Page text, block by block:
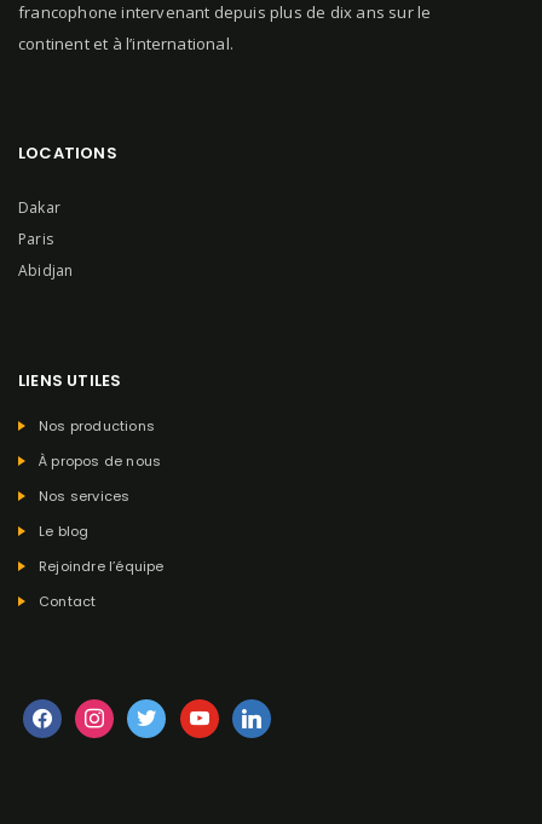
francophone intervenant depuis plus de dix ans sur le
continent et à l’international.
LOCATIONS
Dakar
Paris
Abidjan
LIENS UTILES
Nos productions
À propos de nous
Nos services
Le blog
Rejoindre l’équipe
Contact
facebookinstagram
twitter youtubelinkedin